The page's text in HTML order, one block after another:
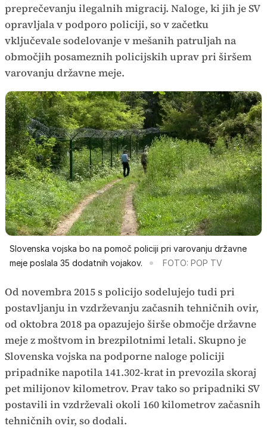
preprečevanju ilegalnih migracij. Naloge, ki jih je SV
opravljala v podporo policiji, so v začetku
vključevale sodelovanje v mešanih patruljah na
območjih posameznih policijskih uprav pri širšem
varovanju državne meje.
Slovenska vojska bo na pomoč policiji pri varovanju državne
meje poslala 35 dodatnih vojakov.
FOTO: POP TV
Od novembra 2015 s policijo sodelujejo tudi pri
postavljanju in vzdrževanju začasnih tehničnih ovir,
od oktobra 2018 pa opazujejo širše območje državne
meje z moštvom in brezpilotnimi letali. Skupno je
Slovenska vojska na podporne naloge policiji
pripadnike napotila 141.302-krat in prevozila skoraj
pet milijonov kilometrov. Prav tako so pripadniki SV
postavili in vzdrževali okoli 160 kilometrov začasnih
tehničnih ovir, so dodali.